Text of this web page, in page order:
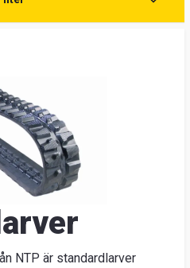
NTP är standardlarver